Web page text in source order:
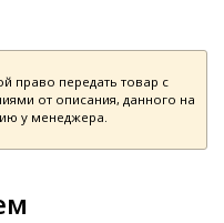
право передать товар с
от описания, данного на
у менеджера.